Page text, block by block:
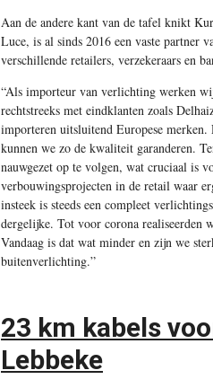
Aan de andere kant van de tafel knikt
Luce, is al sinds 2016 een vaste partner
verschillende retailers, verzekeraars en
“Als importeur van verlichting werken
rechtstreeks met eindklanten zoals
importeren uitsluitend Europese merken.
kunnen we zo de kwaliteit garanderen.
nauwgezet op te volgen, wat cruciaal is
verbouwingsprojecten in de retail waar
insteek is steeds een compleet
dergelijke. Tot voor corona realiseerden
Vandaag is dat wat minder en zijn we
buitenverlichting.”
23 km kabels
Lebbeke